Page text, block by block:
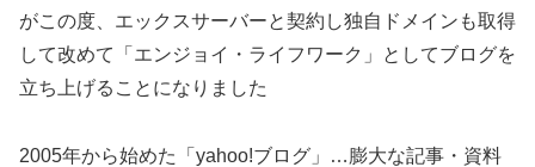
がこの度、エックスサーバーと契約し独自ドメインも取得
して改めて「エンジョイ・ライフワーク」としてブログを
立ち上げることになりました
2005年から始めた「yahoo!ブログ」…膨大な記事・資料